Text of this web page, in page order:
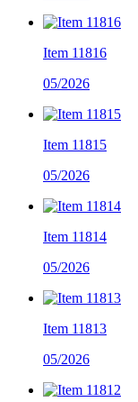
Item 11816
05/2026
Item 11815
05/2026
Item 11814
05/2026
Item 11813
05/2026